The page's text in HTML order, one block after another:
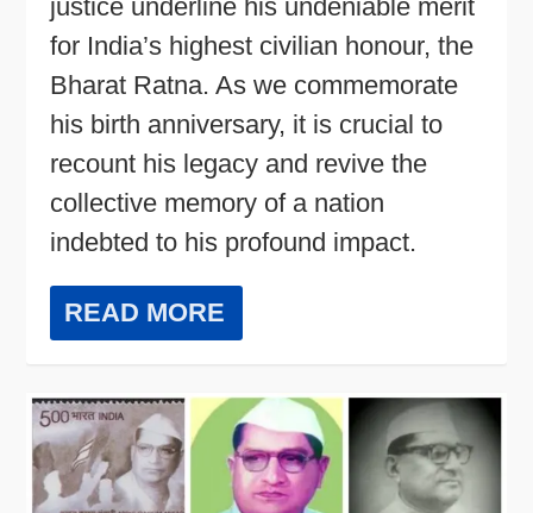
justice underline his undeniable merit
for India’s highest civilian honour, the
Bharat Ratna. As we commemorate
his birth anniversary, it is crucial to
recount his legacy and revive the
collective memory of a nation
indebted to his profound impact.
READ MORE